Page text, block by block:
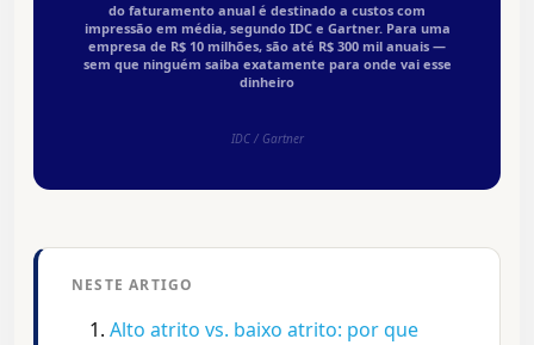
do faturamento anual é destinado a custos com
impressão em média, segundo IDC e Gartner. Para uma
empresa de R$ 10 milhões, são até R$ 300 mil anuais —
sem que ninguém saiba exatamente para onde vai esse
dinheiro
IDC / Gartner
NESTE ARTIGO
Alto atrito vs. baixo atrito: por que